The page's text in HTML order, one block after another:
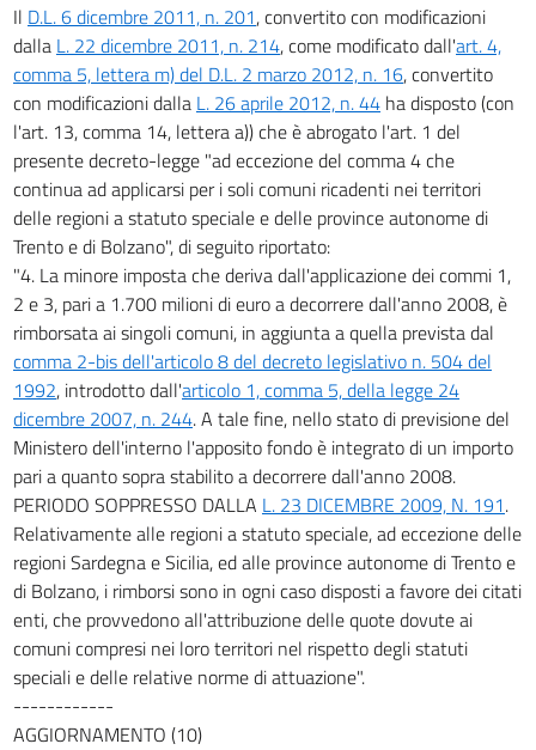
Il D.L. 6 dicembre 2011, n. 201, convertito con modificazioni
dalla L. 22 dicembre 2011, n. 214, come modificato dall'art. 4,
comma 5, lettera m) del D.L. 2 marzo 2012, n. 16, convertito
con modificazioni dalla L. 26 aprile 2012, n. 44 ha disposto (con
l'art. 13, comma 14, lettera a)) che è abrogato l'art. 1 del
presente decreto-legge "ad eccezione del comma 4 che
continua ad applicarsi per i soli comuni ricadenti nei territori
delle regioni a statuto speciale e delle province autonome di
Trento e di Bolzano", di seguito riportato:
"4. La minore imposta che deriva dall'applicazione dei commi 1,
2 e 3, pari a 1.700 milioni di euro a decorrere dall'anno 2008, è
rimborsata ai singoli comuni, in aggiunta a quella prevista dal
comma 2-bis dell'articolo 8 del decreto legislativo n. 504 del
1992, introdotto dall'articolo 1, comma 5, della legge 24
dicembre 2007, n. 244. A tale fine, nello stato di previsione del
Ministero dell'interno l'apposito fondo è integrato di un importo
pari a quanto sopra stabilito a decorrere dall'anno 2008.
PERIODO SOPPRESSO DALLA L. 23 DICEMBRE 2009, N. 191.
Relativamente alle regioni a statuto speciale, ad eccezione delle
regioni Sardegna e Sicilia, ed alle province autonome di Trento e
di Bolzano, i rimborsi sono in ogni caso disposti a favore dei citati
enti, che provvedono all'attribuzione delle quote dovute ai
comuni compresi nei loro territori nel rispetto degli statuti
speciali e delle relative norme di attuazione".
------------
AGGIORNAMENTO (10)